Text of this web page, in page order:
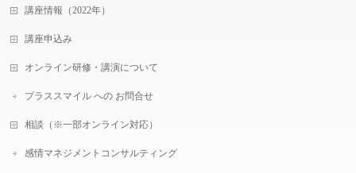
講座情報（2022年）
講座申込み
オンライン研修・講演について
プラススマイル への お問合せ
相談（※一部オンライン対応）
感情マネジメントコンサルティング